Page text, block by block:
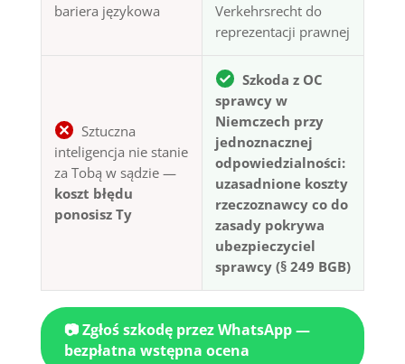
bariera językowa
Verkehrsrecht do
reprezentacji prawnej
Sztuczna
inteligencja nie stanie
za Tobą w sądzie —
koszt błędu
ponosisz Ty
Szkoda z OC
sprawcy w
Niemczech przy
jednoznacznej
odpowiedzialności:
uzasadnione koszty
rzeczoznawcy co do
zasady pokrywa
ubezpieczyciel
sprawcy (§ 249 BGB)
📷 Zgłoś szkodę przez WhatsApp —
bezpłatna wstępna ocena